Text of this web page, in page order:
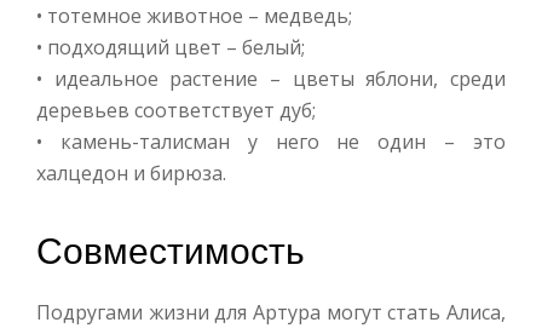
• тотемное животное – медведь;
• подходящий цвет – белый;
• идеальное растение – цветы яблони, среди
деревьев соответствует дуб;
• камень-талисман у него не один – это
халцедон и бирюза.
Совместимость
Подругами жизни для Артура могут стать Алиса,